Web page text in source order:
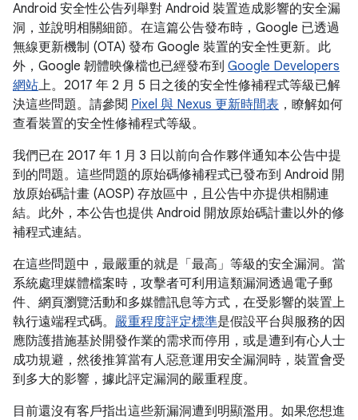
Android 安全性公告列舉對 Android 裝置造成影響的安全漏
洞，並說明相關細節。在這篇公告發布時，Google 已透過
無線更新機制 (OTA) 發布 Google 裝置的安全性更新。此
外，Google 韌體映像檔也已經發布到 Google Developers
網站上。2017 年 2 月 5 日之後的安全性修補程式等級已解
決這些問題。請參閱 Pixel 與 Nexus 更新時間表 ，瞭解如何
查看裝置的安全性修補程式等級。
我們已在 2017 年 1 月 3 日以前向合作夥伴通知本公告中提
到的問題。這些問題的原始碼修補程式已發布到 Android 開
放原始碼計畫 (AOSP) 存放區中，且公告中亦提供相關連
結。此外，本公告也提供 Android 開放原始碼計畫以外的修
補程式連結。
在這些問題中，最嚴重的就是「最高」等級的安全漏洞。當
系統處理媒體檔案時，攻擊者可利用這類漏洞透過電子郵
件、網頁瀏覽活動和多媒體訊息等方式，在受影響的裝置上
執行遠端程式碼。 嚴重程度評定標準是假設平台與服務的因
應防護措施基於開發作業的需求而停用，或是遭到有心人士
成功規避，然後推算當有人惡意運用安全漏洞時，裝置會受
到多大的影響，據此評定漏洞的嚴重程度。
目前還沒有客戶指出這些新漏洞遭到明顯濫用。如果您想進